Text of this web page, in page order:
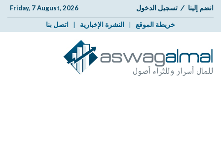
انضم إلينا / تسجيل الدخول Friday, 7 August, 2026
خريطة الموقع | النشرة الإخبارية | اتصل بنا